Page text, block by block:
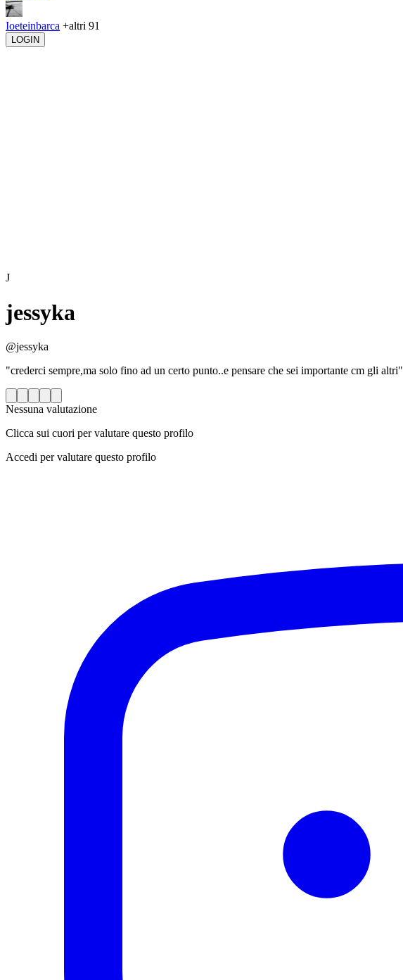
Ioeteinbarca +altri 91
LOGIN
J
jessyka
@jessyka
"crederci sempre,ma solo fino ad un certo punto..e pensare che sei importante cm gli altri"
Nessuna valutazione
Clicca sui cuori per valutare questo profilo
Accedi per valutare questo profilo